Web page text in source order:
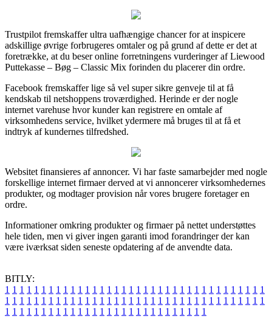
Trustpilot fremskaffer ultra uafhængige chancer for at inspicere
adskillige øvrige forbrugeres omtaler og på grund af dette er det at
foretrække, at du beser online forretningens vurderinger af Liewood
Puttekasse – Bøg – Classic Mix forinden du placerer din ordre.
Facebook fremskaffer lige så vel super sikre genveje til at få
kendskab til netshoppens troværdighed. Herinde er der nogle
internet varehuse hvor kunder kan registrere en omtale af
virksomhedens service, hvilket ydermere må bruges til at få et
indtryk af kundernes tilfredshed.
Websitet finansieres af annoncer. Vi har faste samarbejder med nogle
forskellige internet firmaer derved at vi annoncerer virksomhedernes
produkter, og modtager provision når vores brugere foretager en
ordre.
Informationer omkring produkter og firmaer på nettet understøttes
hele tiden, men vi giver ingen garanti imod forandringer der kan
være iværksat siden seneste opdatering af de anvendte data.
BITLY:
1 1 1 1 1 1 1 1 1 1 1 1 1 1 1 1 1 1 1 1 1 1 1 1 1 1 1 1 1 1 1 1 1 1 1 1
1 1 1 1 1 1 1 1 1 1 1 1 1 1 1 1 1 1 1 1 1 1 1 1 1 1 1 1 1 1 1 1 1 1 1 1
1 1 1 1 1 1 1 1 1 1 1 1 1 1 1 1 1 1 1 1 1 1 1 1 1 1 1 1